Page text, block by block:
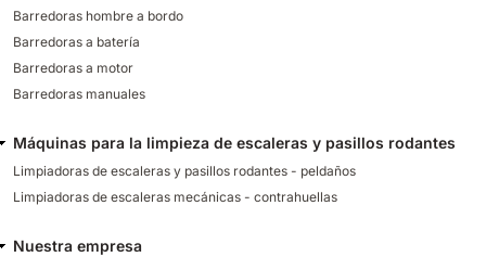
Barredoras hombre a bordo
Barredoras a batería
Barredoras a motor
Barredoras manuales
Máquinas para la limpieza de escaleras y pasillos rodantes
Limpiadoras de escaleras y pasillos rodantes - peldaños
Limpiadoras de escaleras mecánicas - contrahuellas
Nuestra empresa